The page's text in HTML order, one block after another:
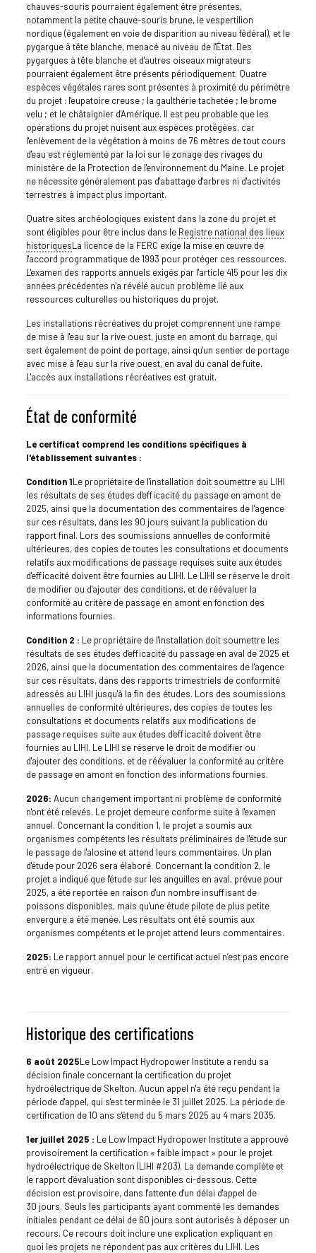
chauves-souris pourraient également être présentes,
notamment la petite chauve-souris brune, le vespertilion
nordique (également en voie de disparition au niveau fédéral), et le
pygargue à tête blanche, menacé au niveau de l'État. Des
pygargues à tête blanche et d'autres oiseaux migrateurs
pourraient également être présents périodiquement. Quatre
espèces végétales rares sont présentes à proximité du périmètre
du projet : l'eupatoire creuse ; la gaulthérie tachetée ; le brome
velu ; et le châtaignier d'Amérique. Il est peu probable que les
opérations du projet nuisent aux espèces protégées, car
l'enlèvement de la végétation à moins de 76 mètres de tout cours
d'eau est réglementé par la loi sur le zonage des rivages du
ministère de la Protection de l'environnement du Maine. Le projet
ne nécessite généralement pas d'abattage d'arbres ni d'activités
terrestres à impact plus important.
Quatre sites archéologiques existent dans la zone du projet et
sont éligibles pour être inclus dans le Registre national des lieux
historiquesLa licence de la FERC exige la mise en œuvre de
l'accord programmatique de 1993 pour protéger ces ressources.
L'examen des rapports annuels exigés par l'article 415 pour les dix
années précédentes n'a révélé aucun problème lié aux
ressources culturelles ou historiques du projet.
Les installations récréatives du projet comprennent une rampe
de mise à l'eau sur la rive ouest, juste en amont du barrage, qui
sert également de point de portage, ainsi qu'un sentier de portage
avec mise à l'eau sur la rive ouest, en aval du canal de fuite.
L'accès aux installations récréatives est gratuit.
État de conformité
Le certificat comprend les conditions spécifiques à
l'établissement suivantes :
Condition 1Le propriétaire de l'installation doit soumettre au LIHI
les résultats de ses études d'efficacité du passage en amont de
2025, ainsi que la documentation des commentaires de l'agence
sur ces résultats, dans les 90 jours suivant la publication du
rapport final. Lors des soumissions annuelles de conformité
ultérieures, des copies de toutes les consultations et documents
relatifs aux modifications de passage requises suite aux études
d'efficacité doivent être fournies au LIHI. Le LIHI se réserve le droit
de modifier ou d'ajouter des conditions, et de réévaluer la
conformité au critère de passage en amont en fonction des
informations fournies.
Condition 2 : Le propriétaire de l'installation doit soumettre les
résultats de ses études d'efficacité du passage en aval de 2025 et
2026, ainsi que la documentation des commentaires de l'agence
sur ces résultats, dans des rapports trimestriels de conformité
adressés au LIHI jusqu'à la fin des études. Lors des soumissions
annuelles de conformité ultérieures, des copies de toutes les
consultations et documents relatifs aux modifications de
passage requises suite aux études d'efficacité doivent être
fournies au LIHI. Le LIHI se réserve le droit de modifier ou
d'ajouter des conditions, et de réévaluer la conformité au critère
de passage en amont en fonction des informations fournies.
2026: Aucun changement important ni problème de conformité
n'ont été relevés. Le projet demeure conforme suite à l'examen
annuel. Concernant la condition 1, le projet a soumis aux
organismes compétents les résultats préliminaires de l'étude sur
le passage de l'alosine et attend leurs commentaires. Un plan
d'étude pour 2026 sera élaboré. Concernant la condition 2, le
projet a indiqué que l'étude sur les anguilles en aval, prévue pour
2025, a été reportée en raison d'un nombre insuffisant de
poissons disponibles, mais qu'une étude pilote de plus petite
envergure a été menée. Les résultats ont été soumis aux
organismes compétents et le projet attend leurs commentaires.
2025: Le rapport annuel pour le certificat actuel n’est pas encore
entré en vigueur.
Historique des certifications
6 août 2025Le Low Impact Hydropower Institute a rendu sa
décision finale concernant la certification du projet
hydroélectrique de Skelton. Aucun appel n'a été reçu pendant la
période d'appel, qui s'est terminée le 31 juillet 2025. La période de
certification de 10 ans s'étend du 5 mars 2025 au 4 mars 2035.
1er juillet 2025 : Le Low Impact Hydropower Institute a approuvé
provisoirement la certification « faible impact » pour le projet
hydroélectrique de Skelton (LIHI #203). La demande complète et
le rapport d'évaluation sont disponibles ci-dessous. Cette
décision est provisoire, dans l'attente d'un délai d'appel de
30 jours. Seuls les participants ayant commenté les demandes
initiales pendant ce délai de 60 jours sont autorisés à déposer un
recours. Ce recours doit inclure une explication expliquant en
quoi les projets ne répondent pas aux critères du LIHI. Les